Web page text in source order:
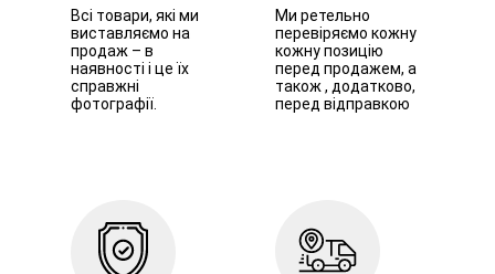
Всі товари, які ми
виставляємо на
продаж – в
наявності і це їх
справжні
фотографії.
Ми ретельно
перевіряємо кожну
кожну позицію
перед продажем, а
також , додатково,
перед відправкою